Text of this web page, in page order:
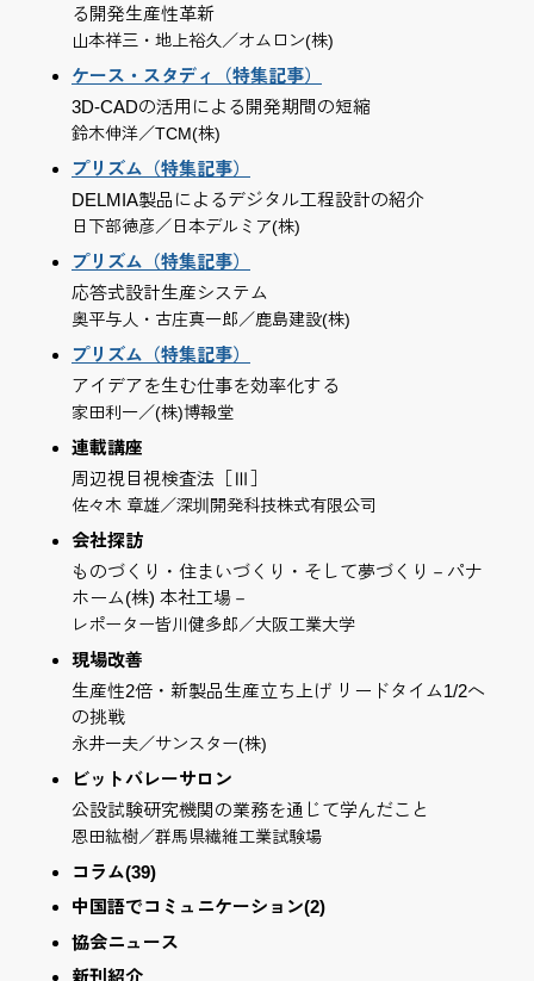
る開発生産性革新
山本祥三・地上裕久／オムロン(株)
ケース・スタディ（特集記事）
3D-CADの活用による開発期間の短縮
鈴木伸洋／TCM(株)
プリズム（特集記事）
DELMIA製品によるデジタル工程設計の紹介
日下部徳彦／日本デルミア(株)
プリズム（特集記事）
応答式設計生産システム
奥平与人・古庄真一郎／鹿島建設(株)
プリズム（特集記事）
アイデアを生む仕事を効率化する
家田利一／(株)博報堂
連載講座
周辺視目視検査法［Ⅲ］
佐々木 章雄／深圳開発科技株式有限公司
会社探訪
ものづくり・住まいづくり・そして夢づくり－パナ
ホーム(株) 本社工場－
レポーター皆川健多郎／大阪工業大学
現場改善
生産性2倍・新製品生産立ち上げ リードタイム1/2へ
の挑戦
永井一夫／サンスター(株)
ビットバレーサロン
公設試験研究機関の業務を通じて学んだこと
恩田紘樹／群馬県繊維工業試験場
コラム(39)
中国語でコミュニケーション(2)
協会ニュース